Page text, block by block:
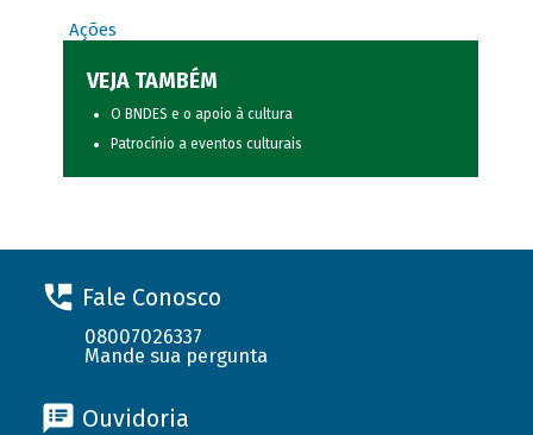
Ações
VEJA TAMBÉM
O BNDES e o apoio à cultura
Patrocínio a eventos culturais
Fale Conosco
08007026337
Mande sua pergunta
Ouvidoria